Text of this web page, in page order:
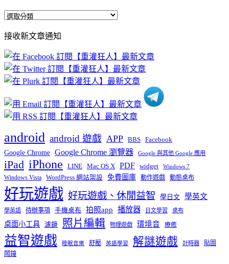
全
文
章
分
類
接收新文章通知
android android 遊戲 APP BBS Facebook
Google Chrome Google Chrome 瀏覽器 Google 與其他 Google 應用
iPad iPhone LINE Mac OS X PDF widget Windows 7
Windows Vista WordPress 網站架設 免費圖庫 動作遊戲 動態桌布
好玩遊戲 好玩遊戲、休閒益智 學日文 學英文
學英語 待辦事項 手機桌布 拍照app 播放器 日文學習 桌布
桌面小工具 濾鏡 照片編輯 物理遊戲 環境音 療癒
益智遊戲 睡眠音樂 舒壓 英語學習 解謎遊戲 計時器
貼圖
鬧鐘